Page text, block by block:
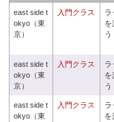
east side t
okyo（東
京）
入門クラス
ラ
を
う
east side t
okyo（東
京）
入門クラス
ラ
を
う
east side t
okyo（東
入門クラス
ラ
を